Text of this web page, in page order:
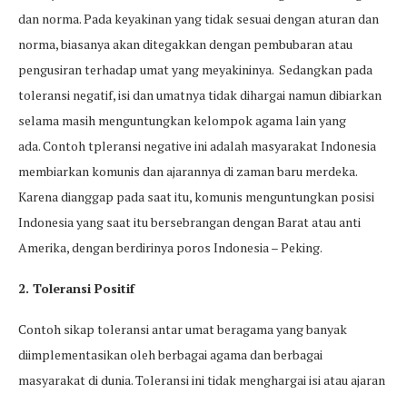
dan norma. Pada keyakinan yang tidak sesuai dengan aturan dan
norma, biasanya akan ditegakkan dengan pembubaran atau
pengusiran terhadap umat yang meyakininya. Sedangkan pada
toleransi negatif, isi dan umatnya tidak dihargai namun dibiarkan
selama masih menguntungkan kelompok agama lain yang
ada. Contoh tpleransi negative ini adalah masyarakat Indonesia
membiarkan komunis dan ajarannya di zaman baru merdeka.
Karena dianggap pada saat itu, komunis menguntungkan posisi
Indonesia yang saat itu bersebrangan dengan Barat atau anti
Amerika, dengan berdirinya poros Indonesia – Peking.
2. Toleransi Positif
Contoh sikap toleransi antar umat beragama yang banyak
diimplementasikan oleh berbagai agama dan berbagai
masyarakat di dunia. Toleransi ini tidak menghargai isi atau ajaran